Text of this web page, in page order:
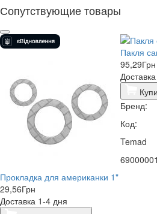
Сопутствующие товары
Прокладка для американки 1"
29,56Грн
Доставка 1-4 дня
Пакля
95,29Грн
Бренд:
Код:
Temad
69000001